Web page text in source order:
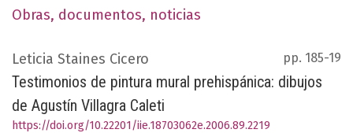
Obras, documentos, noticias
Leticia Staines Cicero pp. 185-19
Testimonios de pintura mural prehispánica: dibujos
de Agustín Villagra Caleti
https://doi.org/10.22201/iie.18703062e.2006.89.2219